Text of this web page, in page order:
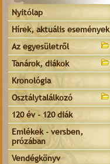
Nyitólap
Hírek, aktuális események
Az egyesületről
Tanárok, diákok
Kronológia
Osztálytalálkozó
120 év - 120 diák
Emlékek - versben,
prózában
Vendégkönyv